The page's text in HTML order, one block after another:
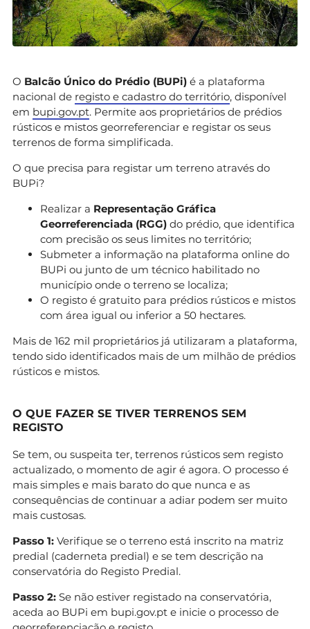
O Balcão Único do Prédio (BUPi) é a plataforma
nacional de registo e cadastro do território, disponível
em bupi.gov.pt. Permite aos proprietários de prédios
rústicos e mistos georreferenciar e registar os seus
terrenos de forma simplificada.
O que precisa para registar um terreno através do
BUPi?
Realizar a Representação Gráfica
Georreferenciada (RGG) do prédio, que identifica
com precisão os seus limites no território;
Submeter a informação na plataforma online do
BUPi ou junto de um técnico habilitado no
município onde o terreno se localiza;
O registo é gratuito para prédios rústicos e mistos
com área igual ou inferior a 50 hectares.
Mais de 162 mil proprietários já utilizaram a plataforma,
tendo sido identificados mais de um milhão de prédios
rústicos e mistos.
O QUE FAZER SE TIVER TERRENOS SEM
REGISTO
Se tem, ou suspeita ter, terrenos rústicos sem registo
actualizado, o momento de agir é agora. O processo é
mais simples e mais barato do que nunca e as
consequências de continuar a adiar podem ser muito
mais custosas.
Passo 1: Verifique se o terreno está inscrito na matriz
predial (caderneta predial) e se tem descrição na
conservatória do Registo Predial.
Passo 2: Se não estiver registado na conservatória,
aceda ao BUPi em bupi.gov.pt e inicie o processo de